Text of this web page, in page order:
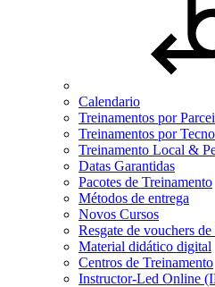
Calendario
Treinamentos por
Treinamentos por
Treinamento Local &
Datas Garantidas
Pacotes de Treinamento
Métodos de entrega
Novos Cursos
Resgate de vouchers
Material didático digital
Centros de Treinamento
Instructor-Led Online